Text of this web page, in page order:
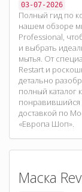
03-07-2026
Полный гид по
нашем обзоре
Professional,
и выбрать
мытья. От
Restart и
детально
полный каталог
понравившийся
доставкой по
«Европа Шоп».
Маска